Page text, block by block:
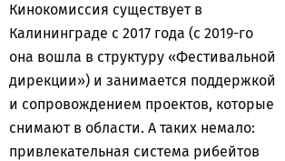
Кинокомиссия существует в
Калининграде с 2017 года (с 2019-го
она вошла в структуру «Фестивальной
дирекции») и занимается поддержкой
и сопровождением проектов, которые
снимают в области. А таких немало:
привлекательная система рибейтов